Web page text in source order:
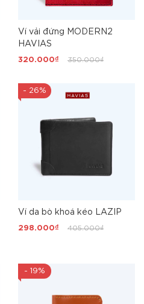
Ví vải đứng MODERN2
HAVIAS
320.000₫ 350.000₫
- 26%
Ví da bò khoá kéo LAZIP
298.000₫ 405.000₫
- 19%